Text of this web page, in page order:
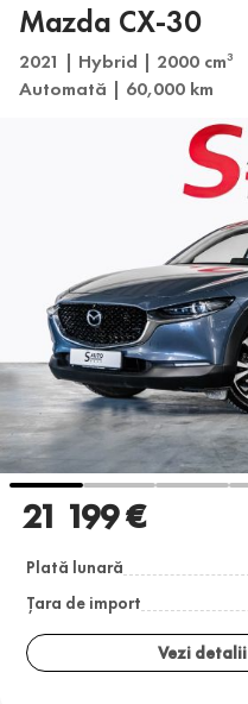
Mazda CX-30
2021 | Hybrid | 2000 cm3
Automată | 60,000 km
21 199 €
Plată lunară
Țara de import
Vezi detalii